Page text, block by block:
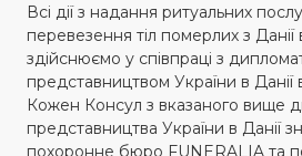
Всі дії з надання ритуальних
перевезення тіл померлих з Данії
здійснюємо у співпраці з
представництвом України в Данії
Кожен Консул з вказаного вище
представництва України в Данії
похоронне бюро FUNERALIA та